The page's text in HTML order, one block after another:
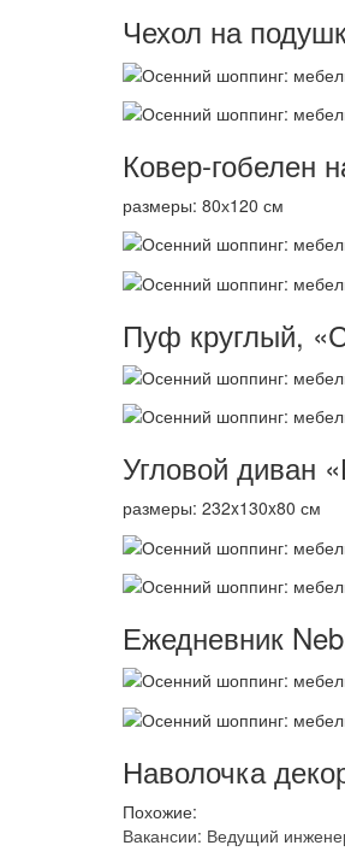
Чехол на
Ковер-гобелен
размеры: 80х120 см
Пуф круглый,
Угловой диван
размеры: 232x130x80 см
Ежедневник
Наволочка
Похожие:
Вакансии: Ведущий